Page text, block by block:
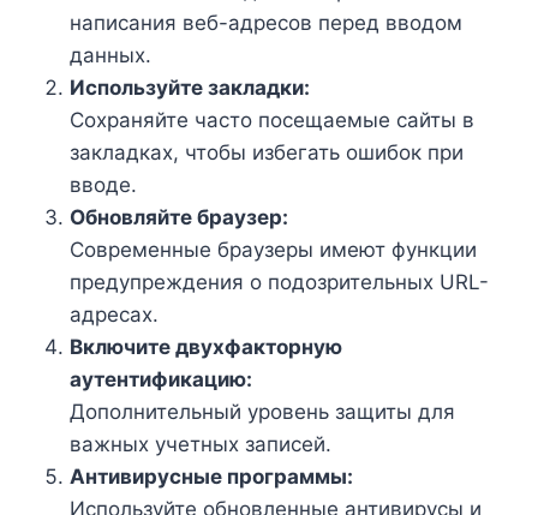
написания веб-адресов перед вводом
данных.
Используйте закладки:
Сохраняйте часто посещаемые сайты в
закладках, чтобы избегать ошибок при
вводе.
Обновляйте браузер:
Современные браузеры имеют функции
предупреждения о подозрительных URL-
адресах.
Включите двухфакторную
аутентификацию:
Дополнительный уровень защиты для
важных учетных записей.
Антивирусные программы:
Используйте обновленные антивирусы и